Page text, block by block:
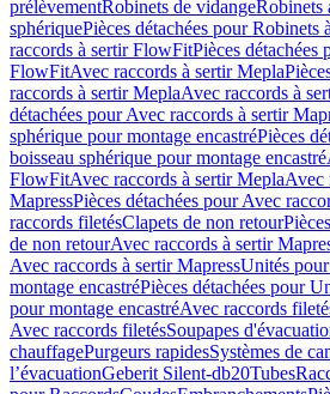
prélèvementRobinets de vidangeRobinets
sphériquePièces détachées pour Robinets
raccords à sertir FlowFitPièces détachées
FlowFitAvec raccords à sertir Mepla
raccords à sertir MeplaAvec raccords à
détachées pour Avec raccords à sertir
sphérique pour montage encastréPièces
boisseau sphérique pour montage encastré
FlowFitAvec raccords à sertir MeplaAvec
MapressPièces détachées pour Avec
raccords filetésClapets de non retour
de non retourAvec raccords à sertir
Avec raccords à sertir MapressUnités
montage encastréPièces détachées pour
pour montage encastréAvec raccords
Avec raccords filetésSoupapes
chauffagePurgeurs rapidesSystèmes de
l’évacuationGeberit Silent-db20Tubes